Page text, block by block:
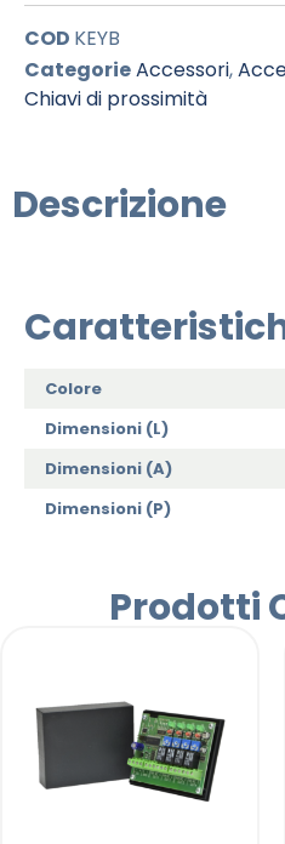
COD KEYB
CategorieAccessori,
Chiavi di prossimità
Descrizione
Colore
Dimensioni (L)
Dimensioni (A)
Dimensioni (P)
Prodotti